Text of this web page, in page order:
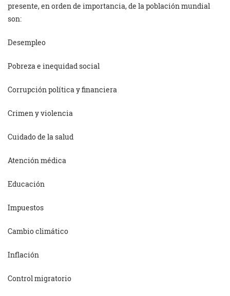
presente, en orden de importancia, de la población mundial
son:
Desempleo
Pobreza e inequidad social
Corrupción política y financiera
Crimen y violencia
Cuidado de la salud
Atención médica
Educación
Impuestos
Cambio climático
Inflación
Control migratorio